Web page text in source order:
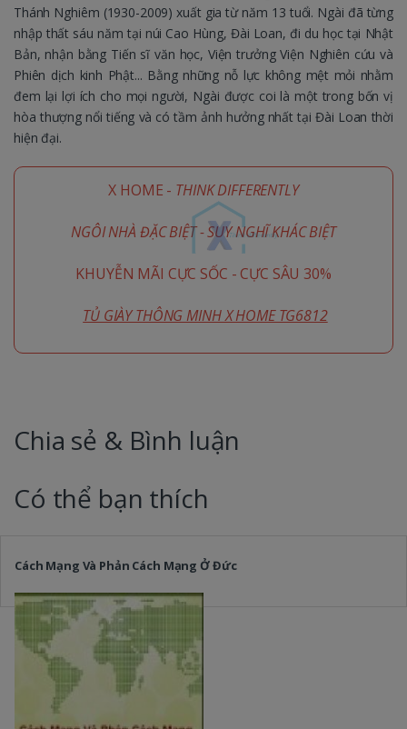
Thánh Nghiêm (1930-2009) xuất gia từ năm 13 tuổi. Ngài đã từng
nhập thất sáu năm tại núi Cao Hùng, Đài Loan, đi du học tại Nhật
Bản, nhận bằng Tiến sĩ văn học, Viện trưởng Viện Nghiên cứu và
Phiên dịch kinh Phật... Bằng những nỗ lực không mệt mỏi nhằm
đem lại lợi ích cho mọi người, Ngài được coi là một trong bốn vị
hòa thượng nổi tiếng và có tầm ảnh hưởng nhất tại Đài Loan thời
hiện đại.
X HOME - THINK DIFFERENTLY
NGÔI NHÀ ĐẶC BIỆT - SUY NGHĨ KHÁC BIỆT
KHUYỄN MÃI CỰC SỐC - CỰC SÂU 30%
TỦ GIÀY THÔNG MINH X HOME TG6812
Chia sẻ & Bình luận
Có thể bạn thích
Cách Mạng Và Phản Cách Mạng Ở Đức